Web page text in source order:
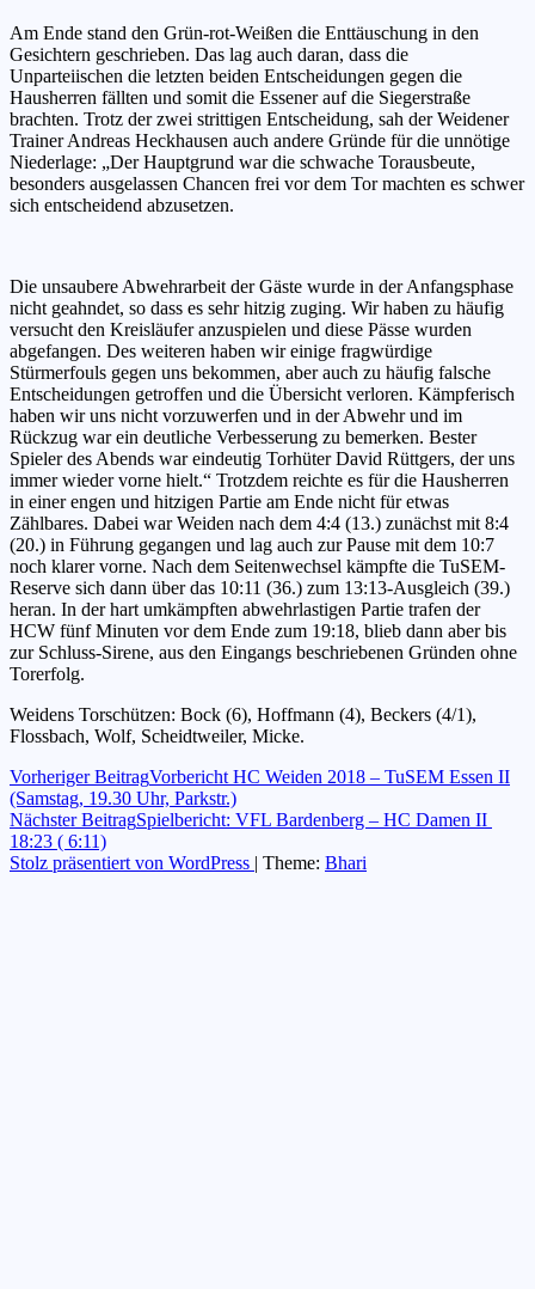
Am Ende stand den Grün-rot-Weißen die Enttäuschung in den
Gesichtern geschrieben. Das lag auch daran, dass die
Unparteiischen die letzten beiden Entscheidungen gegen die
Hausherren fällten und somit die Essener auf die Siegerstraße
brachten. Trotz der zwei strittigen Entscheidung, sah der Weidener
Trainer Andreas Heckhausen auch andere Gründe für die unnötige
Niederlage: „Der Hauptgrund war die schwache Torausbeute,
besonders ausgelassen Chancen frei vor dem Tor machten es schwer
sich entscheidend abzusetzen.
Die unsaubere Abwehrarbeit der Gäste wurde in der Anfangsphase
nicht geahndet, so dass es sehr hitzig zuging. Wir haben zu häufig
versucht den Kreisläufer anzuspielen und diese Pässe wurden
abgefangen. Des weiteren haben wir einige fragwürdige
Stürmerfouls gegen uns bekommen, aber auch zu häufig falsche
Entscheidungen getroffen und die Übersicht verloren. Kämpferisch
haben wir uns nicht vorzuwerfen und in der Abwehr und im
Rückzug war ein deutliche Verbesserung zu bemerken. Bester
Spieler des Abends war eindeutig Torhüter David Rüttgers, der uns
immer wieder vorne hielt.“ Trotzdem reichte es für die Hausherren
in einer engen und hitzigen Partie am Ende nicht für etwas
Zählbares. Dabei war Weiden nach dem 4:4 (13.) zunächst mit 8:4
(20.) in Führung gegangen und lag auch zur Pause mit dem 10:7
noch klarer vorne. Nach dem Seitenwechsel kämpfte die TuSEM-
Reserve sich dann über das 10:11 (36.) zum 13:13-Ausgleich (39.)
heran. In der hart umkämpften abwehrlastigen Partie trafen der
HCW fünf Minuten vor dem Ende zum 19:18, blieb dann aber bis
zur Schluss-Sirene, aus den Eingangs beschriebenen Gründen ohne
Torerfolg.
Weidens Torschützen: Bock (6), Hoffmann (4), Beckers (4/1),
Flossbach, Wolf, Scheidtweiler, Micke.
Beitragsnavigation
Vorheriger BeitragVorbericht HC Weiden 2018 – TuSEM Essen II
(Samstag, 19.30 Uhr, Parkstr.)
Nächster BeitragSpielbericht: VFL Bardenberg – HC Damen II
18:23 ( 6:11)
Stolz präsentiert von WordPress | Theme: Bhari